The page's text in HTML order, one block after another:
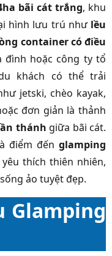
bãi cát trắng, khu
hình lưu trú như lều
container có điều
đình hoặc công ty tổ
khách có thể trải
jetski, chèo kayak,
đơn giản là thảnh
thánh giữa bãi cát.
điểm đến glamping
thích thiên nhiên,
ảo tuyệt đẹp.
Glamping